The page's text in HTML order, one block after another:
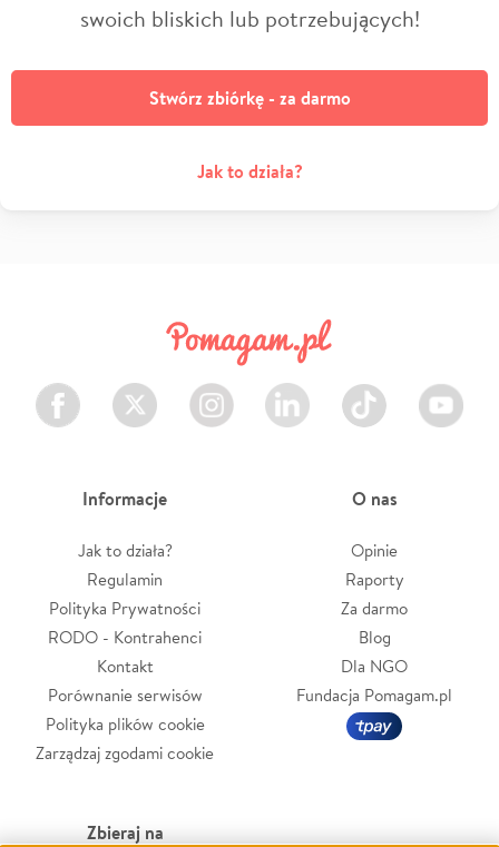
swoich bliskich lub potrzebujących!
Stwórz zbiórkę - za darmo
Jak to działa?
Facebook Twitter Instagram LinkedIn TikTok Youtube
Informacje
Jak to działa?
Regulamin
Polityka Prywatności
RODO - Kontrahenci
Kontakt
Porównanie serwisów
Polityka plików cookie
Zarządzaj zgodami cookie
O nas
Opinie
Raporty
Za darmo
Blog
Dla NGO
Fundacja Pomagam.pl
Zbieraj na